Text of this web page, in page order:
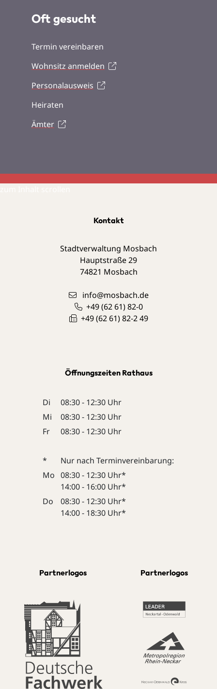
Oft gesucht
Termin vereinbaren
Wohnsitz anmelden
Personalausweis
Heiraten
Ämter
Kontakt
Stadtverwaltung Mosbach
Hauptstraße 29
74821 Mosbach
info@mosbach.de
+49 (62 61) 82-0
+49 (62 61) 82-2 49
Öffnungszeiten Rathaus
Di
08:30 - 12:30 Uhr
Mi
08:30 - 12:30 Uhr
Fr
08:30 - 12:30 Uhr
*
Nur nach Terminvereinbarung:
Mo 08:30 - 12:30 Uhr*
14:00 - 16:00 Uhr*
Do
08:30 - 12:30 Uhr*
14:00 - 18:30 Uhr*
Partnerlogos Partnerlogos